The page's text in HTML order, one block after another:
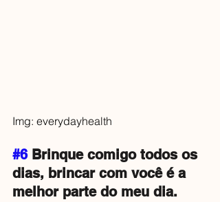
Img: everydayhealth
#6 Brinque comigo todos os
dias, brincar com você é a
melhor parte do meu dia.